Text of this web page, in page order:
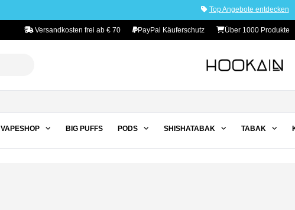
Top Angebote entdecken
Versandkosten frei ab € 70 PayPal Käuferschutz Über 1000 Produkte
VAPESHOP BIG PUFFS PODS SHISHATABAK TABAK